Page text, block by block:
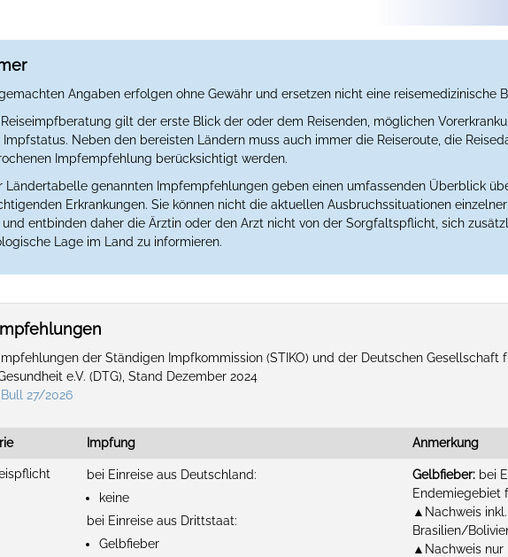
Angaben erfolgen ohne Gewähr und ersetzen nicht eine reisemedizinische
Reiseimpfberatung gilt der erste Blick der oder dem Reisenden, möglichen
Neben den bereisten Ländern muss auch immer die Reiseroute, die
Impfempfehlung berücksichtigt werden.
Ländertabelle genannten Impfempfehlungen geben einen umfassenden Überblick
Erkrankungen. Sie können nicht die aktuellen Ausbruchssituationen
entbinden daher die Ärztin oder den Arzt nicht von der Sorgfaltspflicht, sich
Lage im Land zu informieren.
der Ständigen Impfkommission (STIKO) und der Deutschen Gesellschaft
e.V. (DTG), Stand Dezember 2024
27/2026
Impfung Anmerkung
bei Einreise aus Deutschland:
keine
bei Einreise aus Drittstaat:
Gelbfieber
Gelbfieber: bei
Endemiegebiet
▲Nachweis
Brasilien/
▲Nachweis nur